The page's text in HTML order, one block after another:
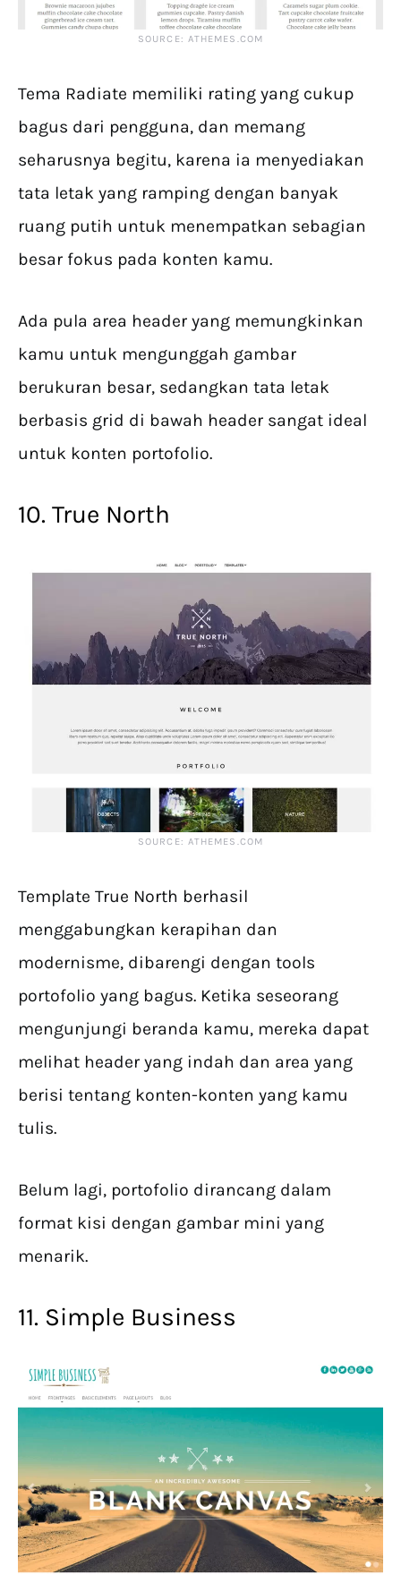
SOURCE: ATHEMES.COM
Tema Radiate memiliki rating yang cukup
bagus dari pengguna, dan memang
seharusnya begitu, karena ia menyediakan
tata letak yang ramping dengan banyak
ruang putih untuk menempatkan sebagian
besar fokus pada konten kamu.
Ada pula area header yang memungkinkan
kamu untuk mengunggah gambar
berukuran besar, sedangkan tata letak
berbasis grid di bawah header sangat ideal
untuk konten portofolio.
10. True North
SOURCE: ATHEMES.COM
Template True North berhasil
menggabungkan kerapihan dan
modernisme, dibarengi dengan tools
portofolio yang bagus. Ketika seseorang
mengunjungi beranda kamu, mereka dapat
melihat header yang indah dan area yang
berisi tentang konten-konten yang kamu
tulis.
Belum lagi, portofolio dirancang dalam
format kisi dengan gambar mini yang
menarik.
11. Simple Business